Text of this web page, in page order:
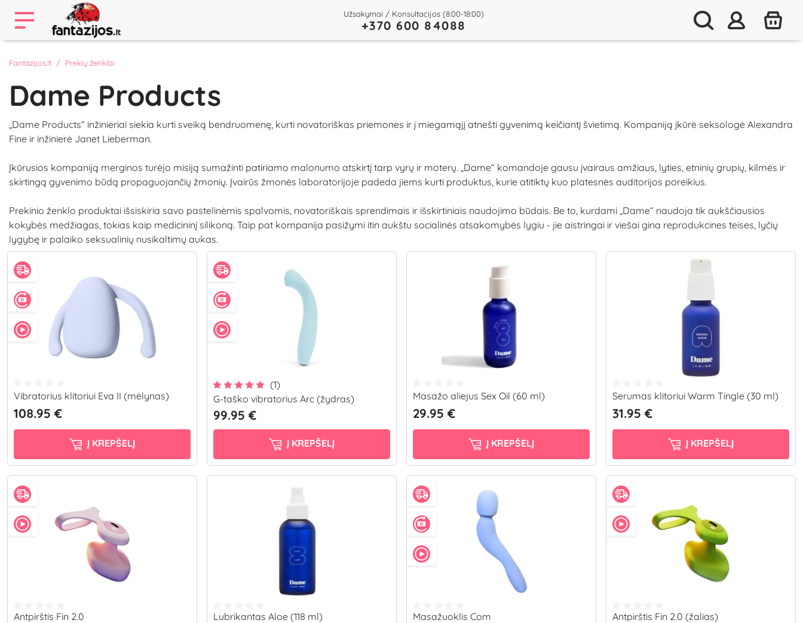
Užsakymai / Konsultacijos (8:00-18:00)
+370 600 84088
Fantazijos.lt Prekių ženklai
Dame Products
„Dame Products“ inžinieriai siekia kurti sveiką bendruomenę, kurti novatoriškas priemones ir į miegamąjį atnešti gyvenimą keičiantį švietimą. Kompaniją įkūrė seksologė Alexandra
Fine ir inžinierė Janet Lieberman.
Įkūrusios kompaniją merginos turėjo misiją sumažinti patiriamo malonumo atskirtį tarp vyrų ir moterų. „Dame“ komandoje gausu įvairaus amžiaus, lyties, etninių grupių, kilmės ir
skirtingą gyvenimo būdą propaguojančių žmonių. Įvairūs žmonės laboratorijoje padeda jiems kurti produktus, kurie atitiktų kuo platesnės auditorijos poreikius.
Prekinio ženklo produktai išsiskiria savo pastelinėmis spalvomis, novatoriškais sprendimais ir išskirtiniais naudojimo būdais. Be to, kurdami „Dame“ naudoja tik aukščiausios
kokybės medžiagas, tokias kaip medicininį silikoną. Taip pat kompanija pasižymi itin aukštu socialinės atsakomybės lygiu - jie aistringai ir viešai gina reprodukcines teises, lyčių
lygybę ir palaiko seksualinių nusikaltimų aukas.
Vibratorius klitoriui Eva II (mėlynas)
108.95 €
Į KREPŠELĮ
(1)
G-taško vibratorius Arc (žydras)
99.95 €
Į KREPŠELĮ
Masažo aliejus Sex Oil (60 ml)
29.95 €
Į KREPŠELĮ
Serumas klitoriui Warm Tingle (30 ml)
31.95 €
Į KREPŠELĮ
Antpirštis Fin 2.0 Lubrikantas Aloe (118 ml) Masažuoklis Com Antpirštis Fin 2.0 (žalias)